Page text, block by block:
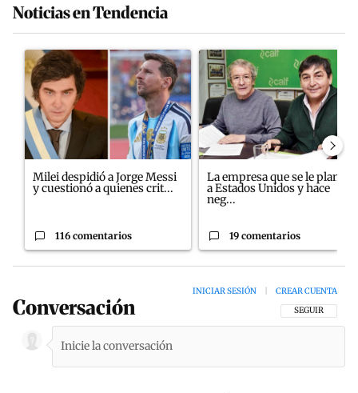
Noticias en Tendencia
Este listado muestra los artículos con más comentarios en los
Un artículo de tendencia con el título "Milei despidió a Jorge
Milei despidió a Jorge Messi
y cuestionó a quienes crit...
116 comentarios
Un artículo de tendencia con
La empresa que se le plantó
a Estados Unidos y hace
neg...
19 comentarios
Conversación SIGA ESTA
SEGUIR
INICIAR SESIÓN CREAR CUENTA